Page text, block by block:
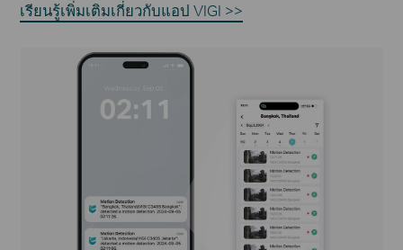
เรียนรู้เพิ่มเติมเกี่ยวกับแอป VIGI >>